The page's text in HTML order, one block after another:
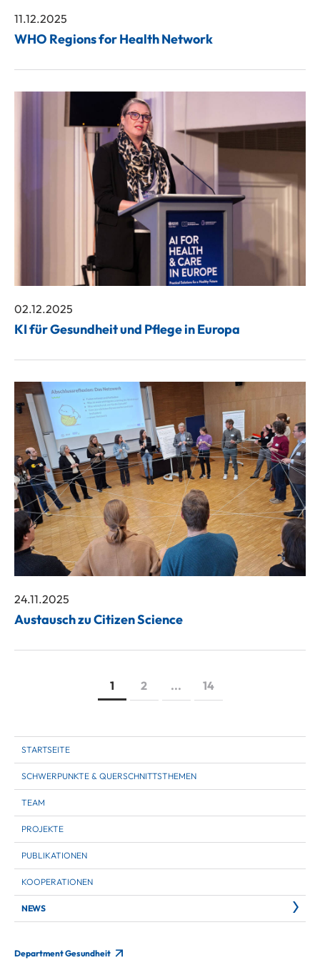
11.12.2025
WHO Regions for Health Network
02.12.2025
KI für Gesundheit und Pflege in Europa
24.11.2025
Austausch zu Citizen Science
1 2 ... 14
STARTSEITE
SCHWERPUNKTE & QUERSCHNITTSTHEMEN
TEAM
PROJEKTE
PUBLIKATIONEN
KOOPERATIONEN
NEWS
Department Gesundheit